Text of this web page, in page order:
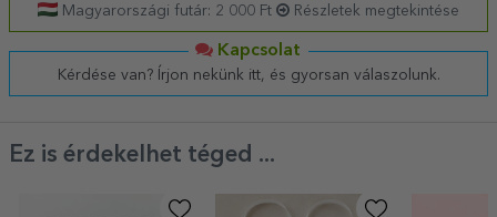
Magyarországi futár: 2 000 Ft Részletek megtekintése
Kapcsolat
Kérdése van? Írjon nekünk itt, és gyorsan válaszolunk.
Ez is érdekelhet téged ...